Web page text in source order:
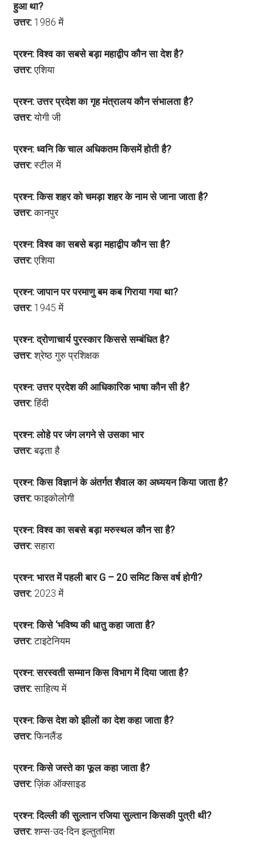
हुआ था?
उत्तर: 1986 में
प्रश्न: विश्व का सबसे बड़ा महाद्वीप कौन सा देश है?
उत्तर:एशिया
प्रश्न: उत्तर प्रदेश का गृह मंत्रालय कौन संभालता है?
उत्तर:योगी जी
प्रश्न: ध्वनि कि चाल अधिकतम किसमें होती है?
उत्तर:स्टील में
प्रश्न: किस शहर को चमड़ा शहर के नाम से जाना जाता है?
उत्तर:कानपुर
प्रश्न: विश्व का सबसे बड़ा महाद्वीप कौन सा है?
उत्तर:एशिया
प्रश्न: जापान पर परमाणु बम कब गिराया गया था?
उत्तर: 1945 में
प्रश्न: द्रोणाचार्य पुरस्कार किससे सम्बंधित है?
उत्तर:श्रेष्ठ गुरु प्रशिक्षक
प्रश्न: उत्तर प्रदेश की आधिकारिक भाषा कौन सी है?
उत्तर:हिंदी
प्रश्न: लोहे पर जंग लगने से उसका भार
उत्तर:बढ़ता है
प्रश्न: किस विज्ञानं के अंतर्गत शैवाल का अध्ययन किया जाता है?
उत्तर:फाइकोलोगी
प्रश्न: विश्व का सबसे बड़ा मरुस्थल कौन सा है?
उत्तर:सहारा
प्रश्न: भारत में पहली बार G – 20 समिट किस वर्ष होगी?
उत्तर: 2023 में
प्रश्न: किसे ‘भविष्य की धातु कहा जाता है?
उत्तर:टाइटेनियम
प्रश्न: सरस्वती सम्मान किस विभाग में दिया जाता है?
उत्तर:साहित्य में
प्रश्न: किस देश को झीलों का देश कहा जाता है?
उत्तर:फिनलैंड
प्रश्न: किसे जस्ते का फूल कहा जाता है?
उत्तर:ज़िंक ऑक्साइड
प्रश्न: दिल्ली की सुल्तान रजिया सुल्तान किसकी पुत्री थी?
उत्तर:शम्स-उद-दिन इल्तुतमिश